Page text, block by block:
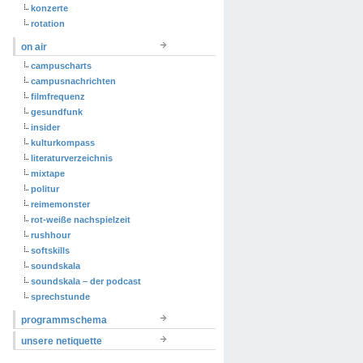
konzerte
rotation
on air
campuscharts
campusnachrichten
filmfrequenz
gesundfunk
insider
kulturkompass
literaturverzeichnis
mixtape
politur
reimemonster
rot-weiße nachspielzeit
rushhour
softskills
soundskala
soundskala – der podcast
sprechstunde
programmschema
unsere netiquette